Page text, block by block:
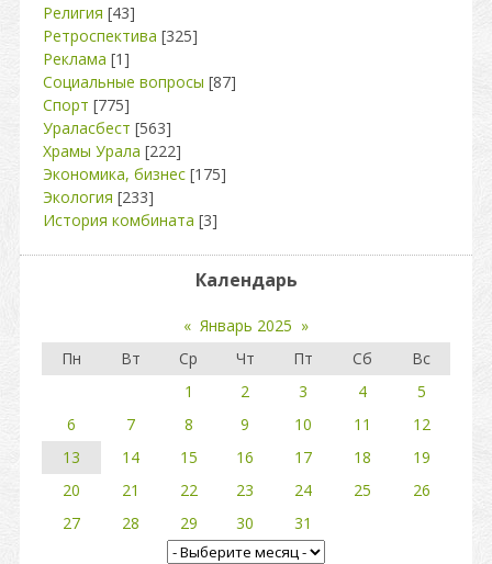
Религия [43]
Ретроспектива [325]
Реклама [1]
Социальные вопросы [87]
Спорт [775]
Ураласбест [563]
Храмы Урала [222]
Экономика, бизнес [175]
Экология [233]
История комбината [3]
Календарь
« Январь 2025 »
Пн
Вт Ср Чт Пт Сб
Вс
1
2 3 4
5
6
7 8 9 10 11
12
13
14 15 16 17 18
19
20
21 22 23 24 25
26
27
28 29 30 31